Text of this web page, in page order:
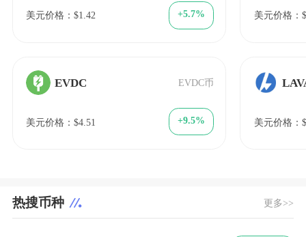
美元价格：$1.42 +5.7%
EVDC EVDC币
美元价格：$4.51 +9.5%
美元价格：
美元价格：
热搜币种 更多>>